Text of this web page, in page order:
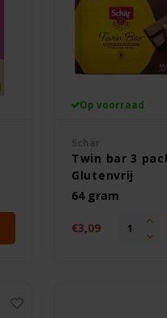
Op voorraad
Twin bar 3
Glutenvrij
64 gram
€3,09